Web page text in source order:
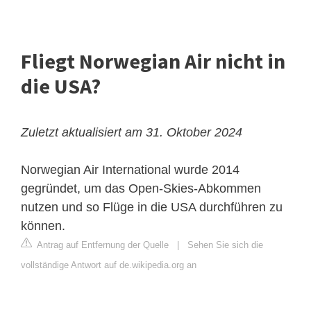
Fliegt Norwegian Air nicht in
die USA?
Zuletzt aktualisiert am 31. Oktober 2024
Norwegian Air International wurde 2014
gegründet, um das Open-Skies-Abkommen
nutzen und so Flüge in die USA durchführen zu
können.
Antrag auf Entfernung der Quelle
Sehen Sie sich die
vollständige Antwort auf de.wikipedia.org an